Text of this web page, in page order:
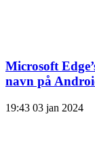
Microsoft
navn på
19:43 03 jan 2024